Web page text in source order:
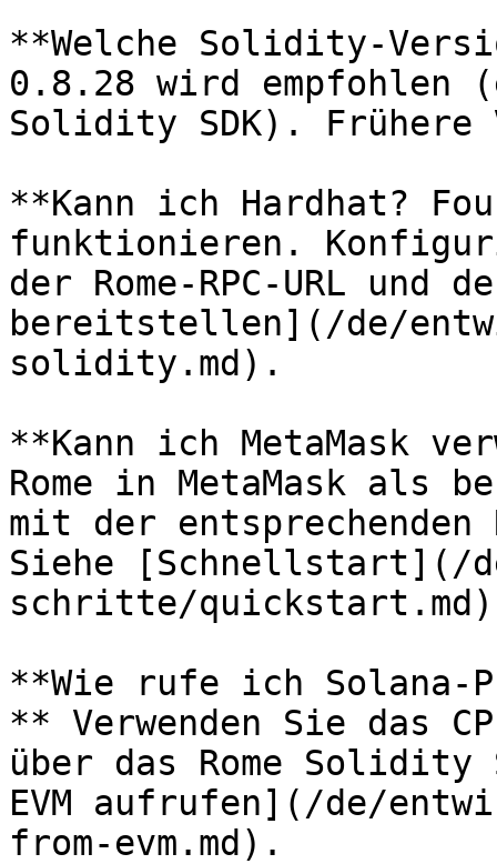
**Welche Solidity-
0.8.28 wird empfohlen
Solidity SDK).
**Kann ich Hardhat?
funktionieren.
der Rome-RPC-URL
bereitstellen](/de/
solidity.md).
**Kann ich MetaMask
Rome in MetaMask als
mit der entsprechenden
Siehe [Schnellstart](/
schritte/
**Wie rufe ich Solana-
** Verwenden Sie das
über das Rome Solidity
EVM aufrufen](/de/
from-evm.md).